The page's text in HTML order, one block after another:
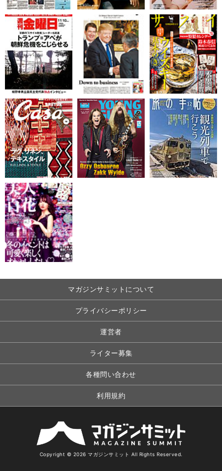
マガジンサミットについて
プライバシーポリシー
運営者
ライター募集
各種問い合わせ
利用規約
Copyright © 2026 マガジンサミット All Rights Reserved.